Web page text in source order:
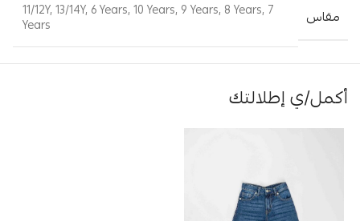
مقاس 11/12Y, 13/14Y, 6 Years, 10 Years, 9 Years, 8 Years, 7
Years
أكمل/ي إطلالتك